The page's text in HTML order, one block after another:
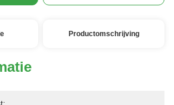
Productomschrijving